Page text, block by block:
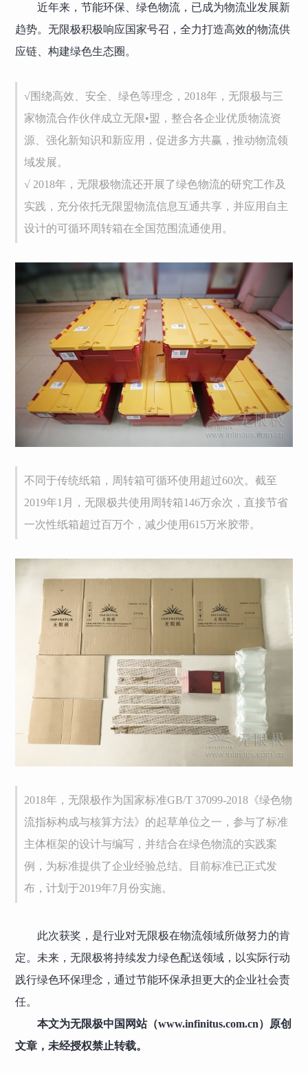
近年来，节能环保、绿色物流，已成为物流业发展新
趋势。无限极积极响应国家号召，全力打造高效的物流供
应链、构建绿色生态圈。
√围绕高效、安全、绿色等理念，2018年，无限极与三
家物流合作伙伴成立无限•盟，整合各企业优质物流资
源、强化新知识和新应用，促进多方共赢，推动物流领
域发展。
√ 2018年，无限极物流还开展了绿色物流的研究工作及
实践，充分依托无限盟物流信息互通共享，并应用自主
设计的可循环周转箱在全国范围流通使用。
不同于传统纸箱，周转箱可循环使用超过60次。截至
2019年1月，无限极共使用周转箱146万余次，直接节省
一次性纸箱超过百万个，减少使用615万米胶带。
2018年，无限极作为国家标准GB/T 37099-2018《绿色物
流指标构成与核算方法》的起草单位之一，参与了标准
主体框架的设计与编写，并结合在绿色物流的实践案
例，为标准提供了企业经验总结。目前标准已正式发
布，计划于2019年7月份实施。
此次获奖，是行业对无限极在物流领域所做努力的肯
定。未来，无限极将持续发力绿色配送领域，以实际行动
践行绿色环保理念，通过节能环保承担更大的企业社会责
任。
本文为无限极中国网站（www.infinitus.com.cn）原创
文章，未经授权禁止转载。